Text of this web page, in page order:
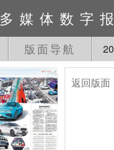
多媒体数字报
版面导航
返回版面